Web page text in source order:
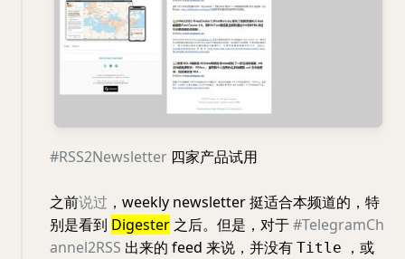
#RSS2Newsletter 四家产品试用
之前说过 ，weekly newsletter 挺适合本频道的，特
别是看到 Digester之后。但是，对于#TelegramCh
annel2RSS 出来的 feed 来说，并没有 Title
，或